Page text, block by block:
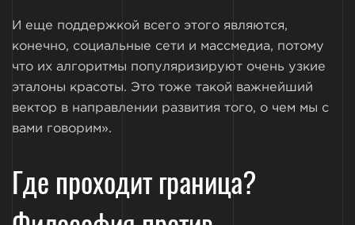
И еще поддержкой всего этого являются,
конечно, социальные сети и массмедиа, потому
что их алгоритмы популяризируют очень узкие
эталоны красоты. Это тоже такой важнейший
вектор в направлении развития того, о чем мы с
вами говорим».
Где проходит граница?